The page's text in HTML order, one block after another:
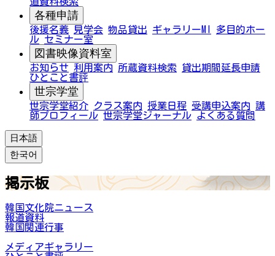
各種申請
後援名義 見学会 物品貸出 ギャラリーMI
多目的ホー
ル セミナー室
図書映像資料室
お知らせ 利用案内 所蔵資料検索
貸出期間延長申請
ひとこと書評
世宗学堂
世宗学堂紹介 クラス案内 授業日程 受講申込案内 講
師プロフィール 世宗学堂ジャーナル よくある質問
日本語
한국어
掲示板
韓国文化院ニュース
報道資料
韓国関連行事
メディアギャラリー